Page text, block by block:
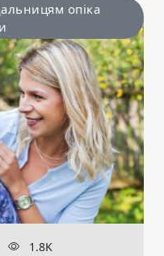
опіка
1.8K